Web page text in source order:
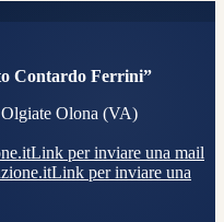
Contardo Ferrini”
Olona (VA)
Link per inviare una mail
Link per inviare una